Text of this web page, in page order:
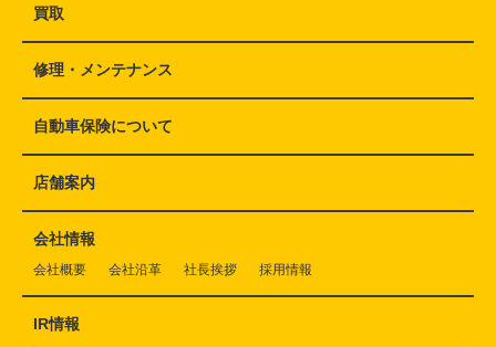
買取
修理・メンテナンス
自動車保険について
店舗案内
会社情報
会社概要 会社沿革 社長挨拶 採用情報
IR情報